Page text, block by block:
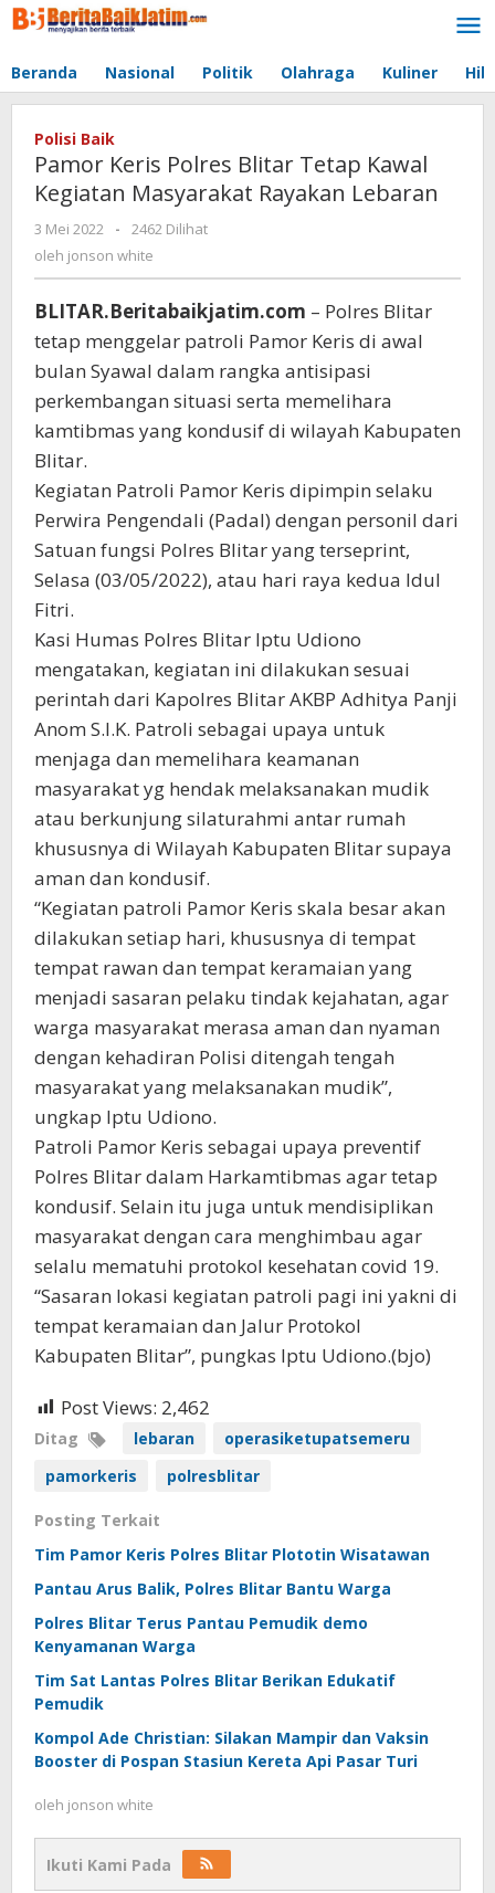
Lewati
ke
Beranda Nasional Politik Olahraga Kuliner
Polisi Baik
Pamor Keris Polres Blitar Tetap Kawal
Kegiatan Masyarakat Rayakan Lebaran
3 Mei 2022
oleh
jonson
-
2462 Dilihat
oleh jonson white
BLITAR.Beritabaikjatim.com – Polres Blitar
tetap menggelar patroli Pamor Keris di awal
bulan Syawal dalam rangka antisipasi
perkembangan situasi serta memelihara
kamtibmas yang kondusif di wilayah Kabupaten
Blitar.
Kegiatan Patroli Pamor Keris dipimpin selaku
Perwira Pengendali (Padal) dengan personil dari
Satuan fungsi Polres Blitar yang terseprint,
Selasa (03/05/2022), atau hari raya kedua Idul
Fitri.
Kasi Humas Polres Blitar Iptu Udiono
mengatakan, kegiatan ini dilakukan sesuai
perintah dari Kapolres Blitar AKBP Adhitya Panji
Anom S.I.K. Patroli sebagai upaya untuk
menjaga dan memelihara keamanan
masyarakat yg hendak melaksanakan mudik
atau berkunjung silaturahmi antar rumah
khususnya di Wilayah Kabupaten Blitar supaya
aman dan kondusif.
“Kegiatan patroli Pamor Keris skala besar akan
dilakukan setiap hari, khususnya di tempat
tempat rawan dan tempat keramaian yang
menjadi sasaran pelaku tindak kejahatan, agar
warga masyarakat merasa aman dan nyaman
dengan kehadiran Polisi ditengah tengah
masyarakat yang melaksanakan mudik”,
ungkap Iptu Udiono.
Patroli Pamor Keris sebagai upaya preventif
Polres Blitar dalam Harkamtibmas agar tetap
kondusif. Selain itu juga untuk mendisiplikan
masyarakat dengan cara menghimbau agar
selalu mematuhi protokol kesehatan covid 19.
“Sasaran lokasi kegiatan patroli pagi ini yakni di
tempat keramaian dan Jalur Protokol
Kabupaten Blitar”, pungkas Iptu Udiono.(bjo)
Post Views: 2,462
Ditag lebaran
operasiketupatsemeru
pamorkeris
polresblitar
Posting Terkait
Tim Pamor Keris Polres Blitar Plototin Wisatawan
Pantau Arus Balik, Polres Blitar Bantu Warga
Polres Blitar Terus Pantau Pemudik demo
Kenyamanan Warga
Tim Sat Lantas Polres Blitar Berikan Edukatif
Pemudik
Kompol Ade Christian: Silakan Mampir dan Vaksin
Booster di Pospan Stasiun Kereta Api Pasar Turi
oleh jonson white
Ikuti Kami Pada